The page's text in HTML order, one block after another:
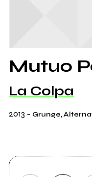
Mutuo
La Colpa
2013 - Grunge,